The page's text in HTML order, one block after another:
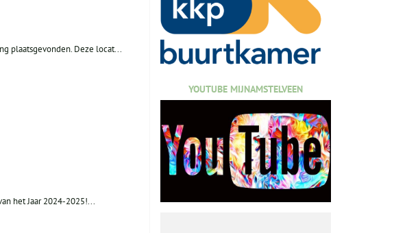
plaatsgevonden. Deze locat...
het Jaar 2024-2025!...
YOUTUBE MIJNAMSTELVEEN